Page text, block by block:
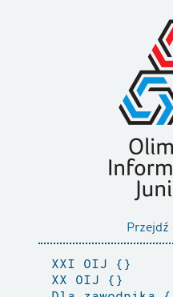
Przejdź
XXI OIJ
XX OIJ